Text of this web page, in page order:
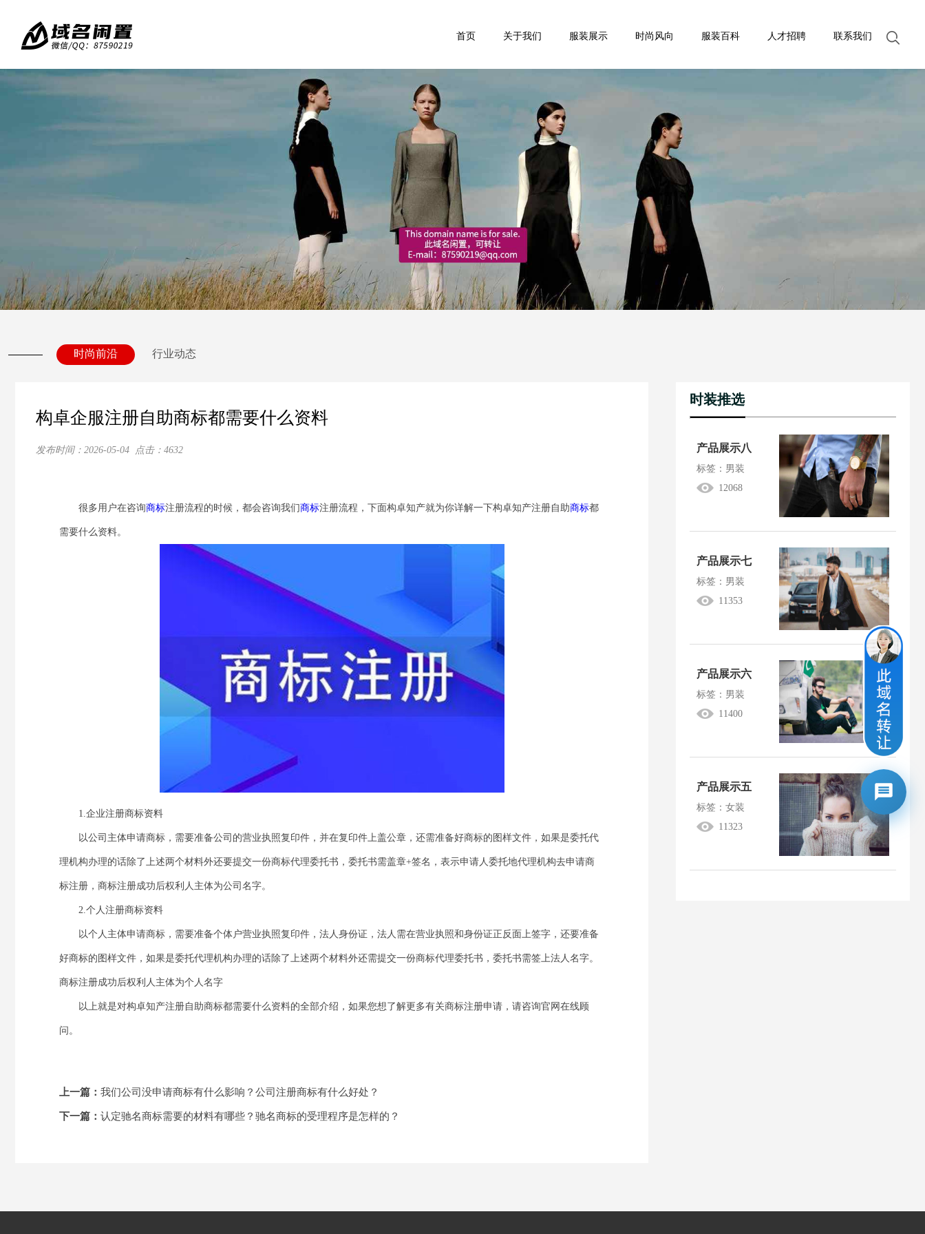
首页 关于我们 服装展示 时尚风向 服装百科 人才招聘 联系我们
时尚前沿 行业动态
构卓企服注册自助商标都需要什么资料
发布时间： 2026-05-04 点击： 4632
很多用户在咨询商标注册流程的时候，都会咨询我们商标注册流程，下面构卓知产就为你详解一下构卓知产注册自助商标都
需要什么资料。
1.企业注册商标资料
以公司主体申请商标，需要准备公司的营业执照复印件，并在复印件上盖公章，还需准备好商标的图样文件，如果是委托代
理机构办理的话除了上述两个材料外还要提交一份商标代理委托书，委托书需盖章+签名，表示申请人委托地代理机构去申请商
标注册，商标注册成功后权利人主体为公司名字。
2.个人注册商标资料
以个人主体申请商标，需要准备个体户营业执照复印件，法人身份证，法人需在营业执照和身份证正反面上签字，还要准备
好商标的图样文件，如果是委托代理机构办理的话除了上述两个材料外还需提交一份商标代理委托书，委托书需签上法人名字。
商标注册成功后权利人主体为个人名字
以上就是对构卓知产注册自助商标都需要什么资料的全部介绍，如果您想了解更多有关商标注册申请，请咨询官网在线顾
问。
上一篇：我们公司没申请商标有什么影响？公司注册商标有什么好处？
下一篇：认定驰名商标需要的材料有哪些？驰名商标的受理程序是怎样的？
时装推选
产品展示八
标签：男装
12068
产品展示七
标签：男装
11353
产品展示六
标签：男装
11400
产品展示五
标签：女装
11323